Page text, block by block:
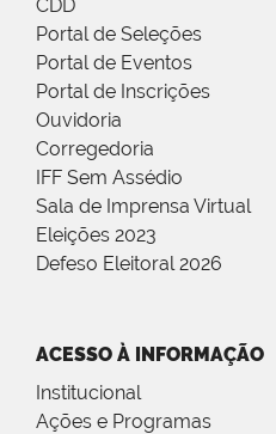
CDD
Portal de Seleções
Portal de Eventos
Portal de Inscrições
Ouvidoria
Corregedoria
IFF Sem Assédio
Sala de Imprensa Virtual
Eleições 2023
Defeso Eleitoral 2026
ACESSO À INFORMAÇÃO
Institucional
Ações e Programas